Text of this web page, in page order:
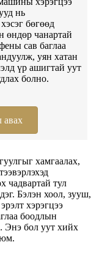
нь
бөгөөд
өндөр чанартай
сав баглаа
уян хатан
үр ашигтай уут
болно.
авах
хамгаалах,
чадвартай тул
Бэлэн хоол, зууш,
хэрэгцээ
боодлын
Энэ бол уут хийх